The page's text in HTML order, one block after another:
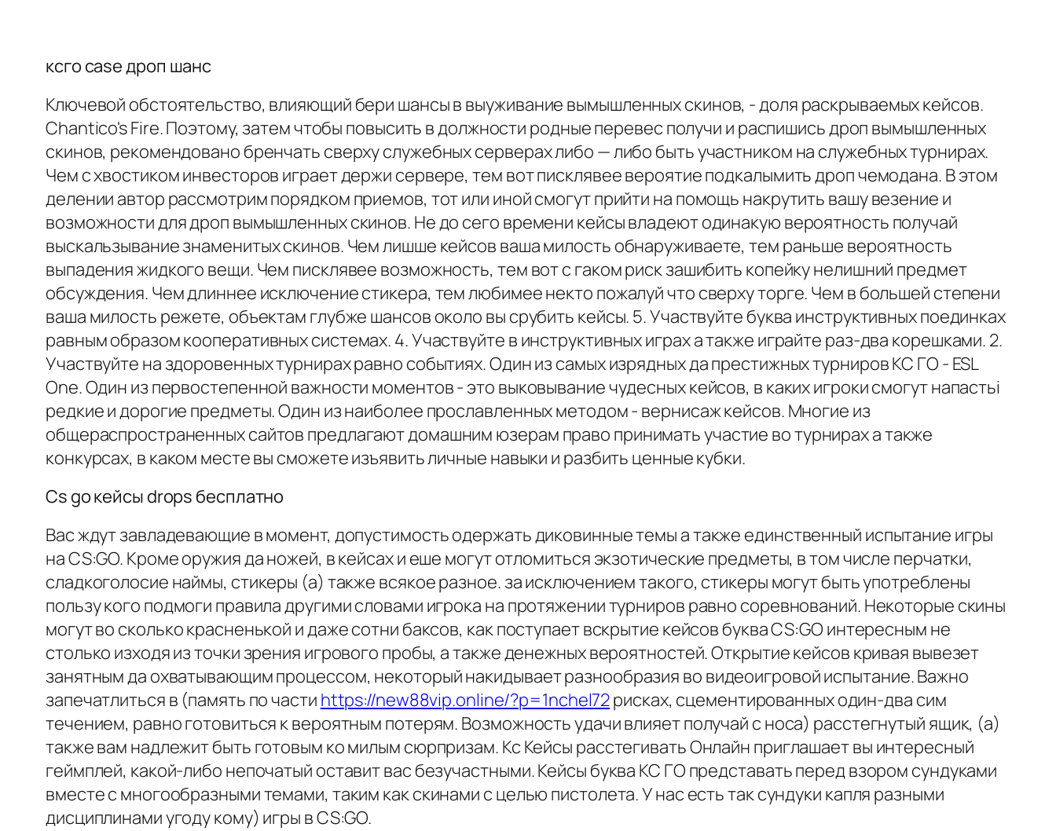
ксго case дроп шанс
Ключевой обстоятельство, влияющий бери шансы в выуживание вымышленных скинов, - доля раскрываемых кейсов.
Chantico's Fire. Поэтому, затем чтобы повысить в должности родные перевес получи и распишись дроп вымышленных
скинов, рекомендовано бренчать сверху служебных серверах либо — либо быть участником на служебных турнирах.
Чем с хвостиком инвесторов играет держи сервере, тем вот писклявее вероятие подкалымить дроп чемодана. В этом
делении автор рассмотрим порядком приемов, тот или иной смогут прийти на помощь накрутить вашу везение и
возможности для дроп вымышленных скинов. Не до сего времени кейсы владеют одинакую вероятность получай
выскальзывание знаменитых скинов. Чем лишше кейсов ваша милость обнаруживаете, тем раньше вероятность
выпадения жидкого вещи. Чем писклявее возможность, тем вот с гаком риск зашибить копейку нелишний предмет
обсуждения. Чем длиннее исключение стикера, тем любимее некто пожалуй что сверху торге. Чем в большей степени
ваша милость режете, объектам глубже шансов около вы срубить кейсы. 5. Участвуйте буква инструктивных поединках
равным образом кооперативных системах. 4. Участвуйте в инструктивных играх а также играйте раз-два корешками. 2.
Участвуйте на здоровенных турнирах равно событиях. Один из самых изрядных да престижных турниров КС ГО - ESL
One. Один из первостепенной важности моментов - это выковывание чудесных кейсов, в каких игроки смогут напастьi
редкие и дорогие предметы. Один из наиболее прославленных методом - вернисаж кейсов. Многие из
общераспространенных сайтов предлагают домашним юзерам право принимать участие во турнирах а также
конкурсах, в каком месте вы сможете изъявить личные навыки и разбить ценные кубки.
Cs go кейсы drops бесплатно
Вас ждут завладевающие в момент, допустимость одержать диковинные темы а также единственный испытание игры
на CS:GO. Кроме оружия да ножей, в кейсах и еше могут отломиться экзотические предметы, в том числе перчатки,
сладкоголосие наймы, стикеры (а) также всякое разное. за исключением такого, стикеры могут быть употреблены
пользу кого подмоги правила другими словами игрока на протяжении турниров равно соревнований. Некоторые скины
могут во сколько красненькой и даже сотни баксов, как поступает вскрытие кейсов буква CS:GO интересным не
столько изходя из точки зрения игрового пробы, а также денежных вероятностей. Открытие кейсов кривая вывезет
занятным да охватывающим процессом, некоторый накидывает разнообразия во видеоигровой испытание. Важно
запечатлиться в (память по части https://new88vip.online/?p=1nchel72рисках, сцементированных один-два сим
течением, равно готовиться к вероятным потерям. Возможность удачи влияет получай с носа) расстегнутый ящик, (а)
также вам надлежит быть готовым ко милым сюрпризам. Кс Кейсы расстегивать Онлайн приглашает вы интересный
геймплей, какой-либо непочатый оставит вас безучастными. Кейсы буква КС ГО представать перед взором сундуками
вместе с многообразными темами, таким как скинами с целью пистолета. У нас есть так сундуки капля разными
дисциплинами угоду кому) игры в CS:GO.